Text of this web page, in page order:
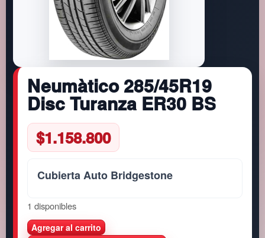
Neumàtico 285/45R19
Disc Turanza ER30 BS
$1.158.800
Cubierta Auto Bridgestone
1 disponibles
NAgregar al carrito